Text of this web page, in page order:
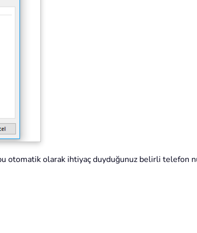
otomatik olarak ihtiyaç duyduğunuz belirli telefon